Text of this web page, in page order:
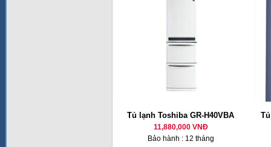
Tủ lạnh Toshiba GR-H40VBA
11,880,000 VNĐ
Bảo hành : 12 tháng